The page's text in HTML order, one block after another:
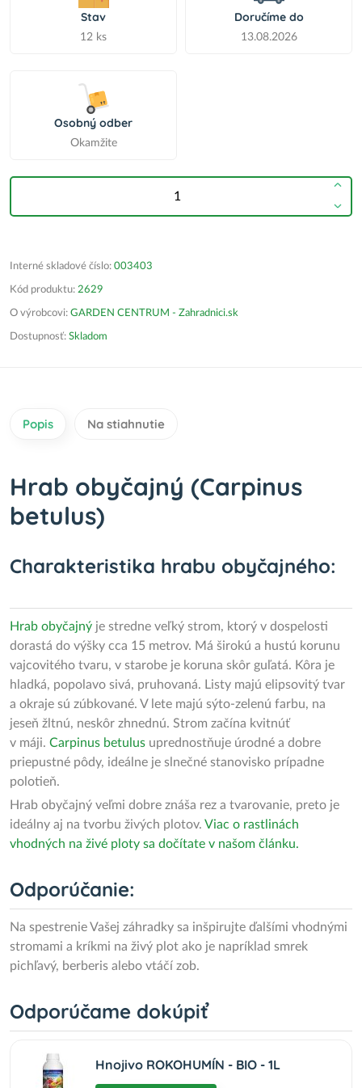
Stav
12 ks
Doručíme do
13.08.2026
Osobný odber
Okamžite
Interné skladové číslo: 003403
Kód produktu: 2629
O výrobcovi: GARDEN CENTRUM - Zahradnici.sk
Dostupnosť: Skladom
Popis Na stiahnutie
Hrab obyčajný (Carpinus
betulus)
Charakteristika hrabu obyčajného:
Hrab obyčajný je stredne veľký strom, ktorý v dospelosti
dorastá do výšky cca 15 metrov. Má širokú a hustú korunu
vajcovitého tvaru, v starobe je koruna skôr guľatá. Kôra je
hladká, popolavo sivá, pruhovaná. Listy majú elipsovitý tvar
a okraje sú zúbkované. V lete majú sýto-zelenú farbu, na
jeseň žltnú, neskôr zhnednú. Strom začína kvitnúť
v máji. Carpinus betulus uprednostňuje úrodné a dobre
priepustné pôdy, ideálne je slnečné stanovisko prípadne
polotieň.
Hrab obyčajný veľmi dobre znáša rez a tvarovanie, preto je
ideálny aj na tvorbu živých plotov. Viac o rastlinách
vhodných na živé ploty sa dočítate v našom článku.
Odporúčanie:
Na spestrenie Vašej záhradky sa inšpirujte ďalšími vhodnými
stromami a kríkmi na živý plot ako je napríklad smrek
pichľavý, berberis alebo vtáčí zob.
Odporúčame dokúpiť
Hnojivo ROKOHUMÍN - BIO - 1L